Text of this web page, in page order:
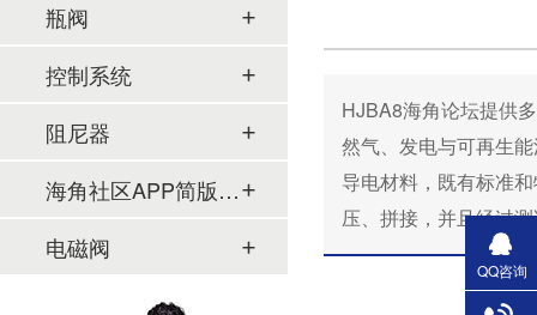
HJBA8海角论坛提供多种
然气、发电与可再生
导电材料，既有标准和
压、拼接，并且经过
瓶阀
控制系统
阻尼器
海角社区APP简版下载及管件
电磁阀
QQ咨询